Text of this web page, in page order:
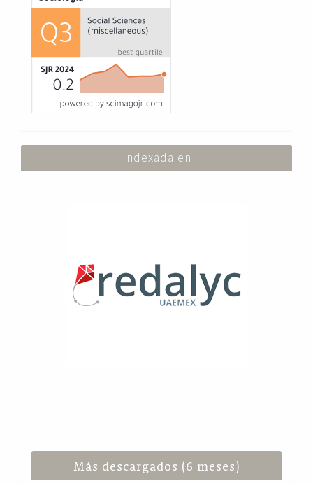
Indexada en
Más descargados (6 meses)